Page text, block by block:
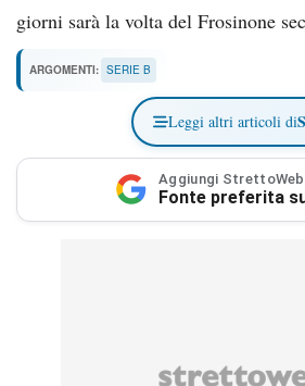
giorni sarà la volta del Frosinone
ARGOMENTI: SERIE B
Leggi altri articoli di
Aggiungi
Fonte preferita